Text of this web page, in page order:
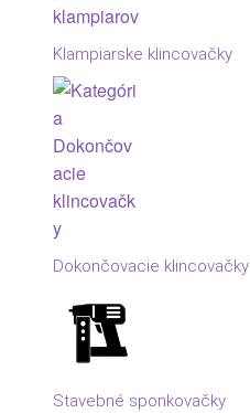
Klampiarske klincovačky
Dokončovacie klincovačky
Stavebné sponkovačky